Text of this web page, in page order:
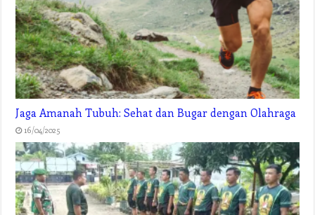
Jaga Amanah Tubuh: Sehat dan Bugar dengan Olahraga
16/04/2025